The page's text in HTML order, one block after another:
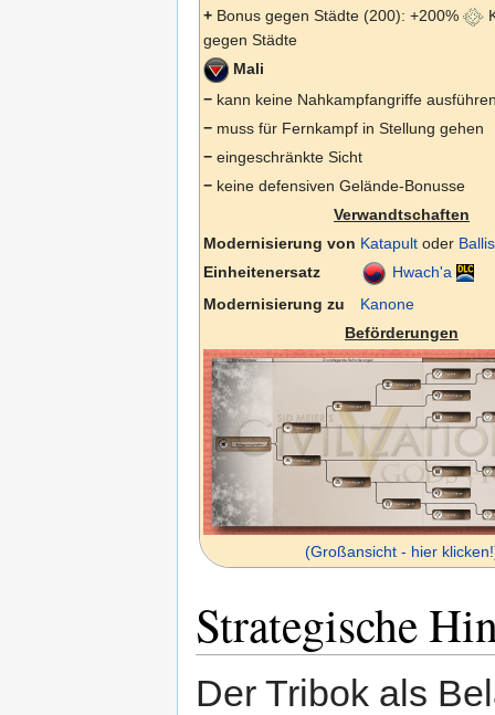
+ Bonus gegen Städte (200): +200%
gegen Städte
Mali
− kann keine Nahkampfangriffe
− muss für Fernkampf in Stellung gehen
− eingeschränkte Sicht
− keine defensiven Gelände-Bonusse
Verwandtschaften
Modernisierung von Katapult oder
Einheitenersatz
Hwach'a
Modernisierung zu
Kanone
Beförderungen
(Großansicht - hier
Strategische
Der Tribok als